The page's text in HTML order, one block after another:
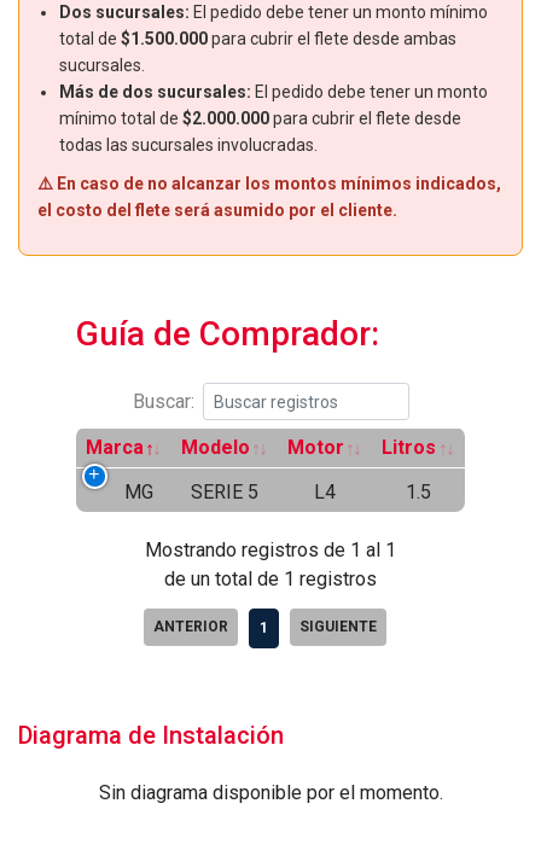
Dos sucursales: El pedido debe tener un monto mínimo
total de $1.500.000para cubrir el flete desde ambas
sucursales.
Más de dos sucursales: El pedido debe tener un monto
mínimo total de $2.000.000para cubrir el flete desde
todas las sucursales involucradas.
⚠️ En caso de no alcanzar los montos mínimos indicados,
el costo del flete será asumido por el cliente.
Guía de Comprador:
Buscar:
Marca Modelo Motor
Litros
MG
SERIE 5 L4 1.5
Mostrando registros de 1 al 1
de un total de 1 registros
ANTERIOR 1 SIGUIENTE
Diagrama de Instalación
Sin diagrama disponible por el momento.